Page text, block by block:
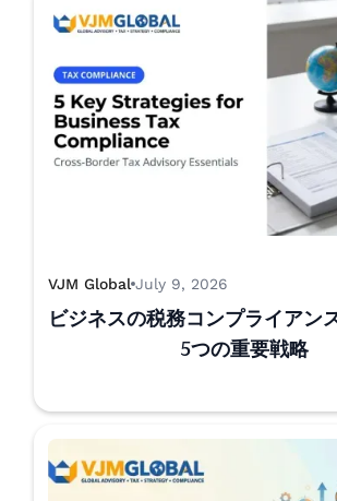
VJM Global July 9, 2026
ビジネスの税務コンプライアン
5つの重要戦略